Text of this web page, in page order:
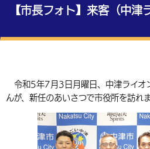
言語を選択
英語（English）
中国語（繁体字）
総合メニュー
保
福祉・介護 健
税金 住
生
入札・契約 産
子育て・教育
手当・助成 健
観光なび ス
市政情報
【市長フォト】来客（中津
令和5年7月3日月曜日、中津ライオ
んが、新任のあいさつで市役所を訪れま